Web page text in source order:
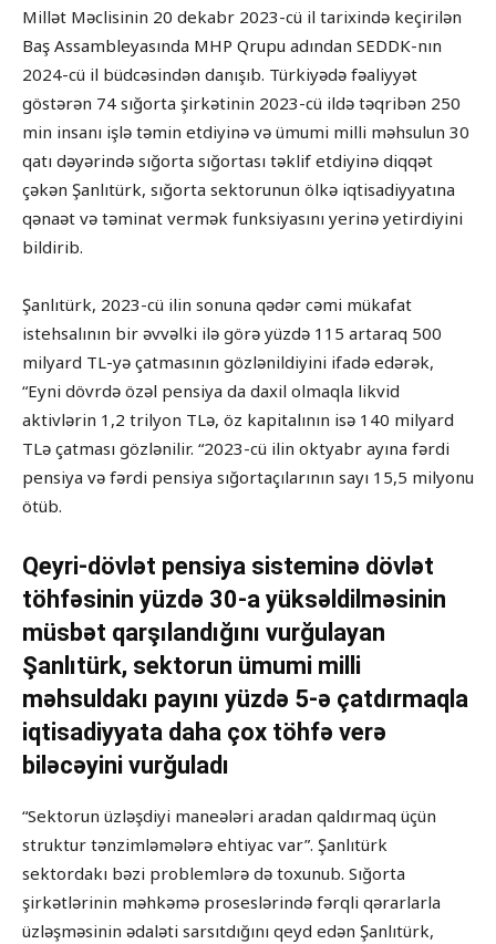
Millət Məclisinin 20 dekabr 2023-cü il tarixində keçirilən
Baş Assambleyasında MHP Qrupu adından SEDDK-nın
2024-cü il büdcəsindən danışıb. Türkiyədə fəaliyyət
göstərən 74 sığorta şirkətinin 2023-cü ildə təqribən 250
min insanı işlə təmin etdiyinə və ümumi milli məhsulun 30
qatı dəyərində sığorta sığortası təklif etdiyinə diqqət
çəkən Şanlıtürk, sığorta sektorunun ölkə iqtisadiyyatına
qənaət və təminat vermək funksiyasını yerinə yetirdiyini
bildirib.
Şanlıtürk, 2023-cü ilin sonuna qədər cəmi mükafat
istehsalının bir əvvəlki ilə görə yüzdə 115 artaraq 500
milyard TL-yə çatmasının gözlənildiyini ifadə edərək,
“Eyni dövrdə özəl pensiya da daxil olmaqla likvid
aktivlərin 1,2 trilyon TLə, öz kapitalının isə 140 milyard
TLə çatması gözlənilir. “2023-cü ilin oktyabr ayına fərdi
pensiya və fərdi pensiya sığortaçılarının sayı 15,5 milyonu
ötüb.
Qeyri-dövlət pensiya sisteminə dövlət
töhfəsinin yüzdə 30-a yüksəldilməsinin
müsbət qarşılandığını vurğulayan
Şanlıtürk, sektorun ümumi milli
məhsuldakı payını yüzdə 5-ə çatdırmaqla
iqtisadiyyata daha çox töhfə verə
biləcəyini vurğuladı
“Sektorun üzləşdiyi maneələri aradan qaldırmaq üçün
struktur tənzimləmələrə ehtiyac var”. Şanlıtürk
sektordakı bəzi problemlərə də toxunub. Sığorta
şirkətlərinin məhkəmə proseslərində fərqli qərarlarla
üzləşməsinin ədaləti sarsıtdığını qeyd edən Şanlıtürk,